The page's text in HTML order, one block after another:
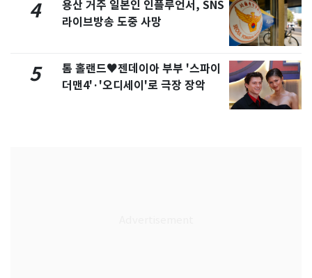
4
용산 거주 일본인 인플루언서, SNS
라이브방송 도중 사망
5
톰 홀랜드♥젠데이아 부부 '스파이
더맨4'·'오디세이'로 극장 장악